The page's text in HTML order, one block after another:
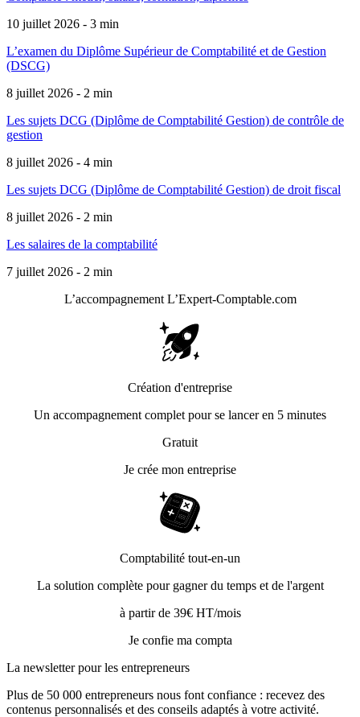
10 juillet 2026 - 3 min
L’examen du Diplôme Supérieur de Comptabilité et de Gestion
(DSCG)
8 juillet 2026 - 2 min
Les sujets DCG (Diplôme de Comptabilité Gestion) de contrôle de
gestion
8 juillet 2026 - 4 min
Les sujets DCG (Diplôme de Comptabilité Gestion) de droit fiscal
8 juillet 2026 - 2 min
Les salaires de la comptabilité
7 juillet 2026 - 2 min
L’accompagnement L’Expert-Comptable.com
Création d'entreprise
Un accompagnement complet pour se lancer en 5 minutes
Gratuit
Je crée mon entreprise
Comptabilité tout-en-un
La solution complète pour gagner du temps et de l'argent
à partir de 39€ HT/mois
Je confie ma compta
La newsletter pour les entrepreneurs
Plus de 50 000 entrepreneurs nous font confiance : recevez des
contenus personnalisés et des conseils adaptés à votre activité.